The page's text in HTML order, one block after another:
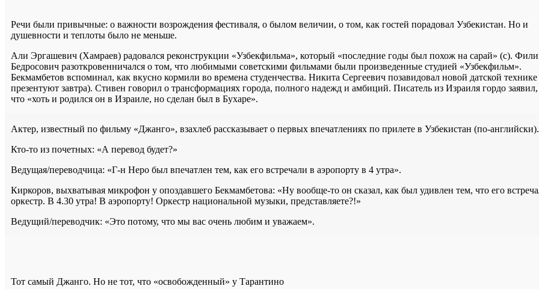
Речи были привычные: о важности возрождения фестиваля, о былом величии, о том, как гостей порадовал Узбекистан. Но и
душевности и теплоты было не меньше.
Али Эргашевич (Хамраев) радовался реконструкции «Узбекфильма», который «последние годы был похож на сарай» (с).
Бедросович разоткровенничался о том, что любимыми советскими фильмами были произведенные студией «Узбекфильм».
Бекмамбетов вспоминал, как вкусно кормили во времена студенчества. Никита Сергеевич позавидовал новой датской технике
презентуют завтра). Стивен говорил о трансформациях города, полного надежд и амбиций. Писатель из Израиля гордо заявил,
что «хоть и родился он в Израиле, но сделан был в Бухаре».
Актер, известный по фильму «Джанго», взахлеб рассказывает о первых впечатлениях по прилете в Узбекистан (по-английски).
Кто-то из почетных: «А перевод будет?»
Ведущая/переводчица: «Г-н Неро был впечатлен тем, как его встречали в аэропорту в 4 утра».
Киркоров, выхватывая микрофон у опоздавшего Бекмамбетова: «Ну вообще-то он сказал, как был удивлен тем, что его
оркестр. В 4.30 утра! В аэропорту! Оркестр национальной музыки, представляете?!»
Ведущий/переводчик: «Это потому, что мы вас очень любим и уважаем».
Тот самый Джанго. Но не тот, что «освобожденный» у Тарантино